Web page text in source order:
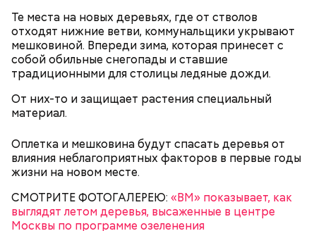
Те места на новых деревьях, где от стволов
отходят нижние ветви, коммунальщики укрывают
мешковиной. Впереди зима, которая принесет с
собой обильные снегопады и ставшие
традиционными для столицы ледяные дожди.
От них-то и защищает растения специальный
материал.
Оплетка и мешковина будут спасать деревья от
влияния неблагоприятных факторов в первые годы
жизни на новом месте.
СМОТРИТЕ ФОТОГАЛЕРЕЮ: «ВМ» показывает, как
выглядят летом деревья, высаженные в центре
Москвы по программе озеленения
Подписывайтесь на канал "Вечерней Москвы"